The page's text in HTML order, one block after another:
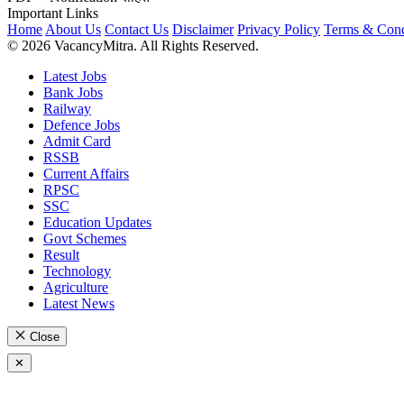
Important Links
Home About Us Contact Us Disclaimer Privacy Policy Terms &
© 2026 VacancyMitra. All Rights Reserved.
Latest Jobs
Bank Jobs
Railway
Defence Jobs
Admit Card
RSSB
Current Affairs
RPSC
SSC
Education Updates
Govt Schemes
Result
Technology
Agriculture
Latest News
Close
✕